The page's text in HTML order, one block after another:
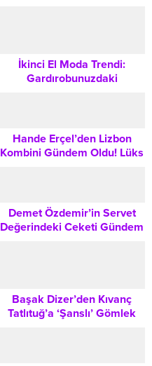
İkinci El Moda Trendi:
Gardırobunuzdaki
Hande Erçel’den Lizbon
Kombini Gündem Oldu! Lüks
Demet Özdemir’in Servet
Değerindeki Ceketi Gündem
Başak Dizer’den Kıvanç
Tatlıtuğ’a ‘Şanslı’ Gömlek